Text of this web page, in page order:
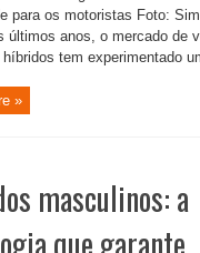
para os motoristas Foto:
últimos anos, o mercado de
tem experimentado
»
masculinos: a